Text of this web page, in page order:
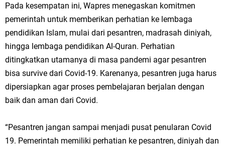
Pada kesempatan ini, Wapres menegaskan komitmen
pemerintah untuk memberikan perhatian ke lembaga
pendidikan Islam, mulai dari pesantren, madrasah diniyah,
hingga lembaga pendidikan Al-Quran. Perhatian
ditingkatkan utamanya di masa pandemi agar pesantren
bisa survive dari Covid-19. Karenanya, pesantren juga harus
dipersiapkan agar proses pembelajaran berjalan dengan
baik dan aman dari Covid.
“Pesantren jangan sampai menjadi pusat penularan Covid
19. Pemerintah memiliki perhatian ke pesantren, diniyah dan